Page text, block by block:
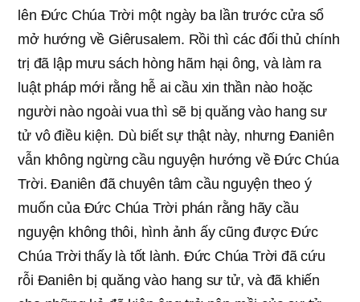
lên Đức Chúa Trời một ngày ba lần trước cửa sổ
mở hướng về Giêrusalem. Rồi thì các đối thủ chính
trị đã lập mưu sách hòng hãm hại ông, và làm ra
luật pháp mới rằng hễ ai cầu xin thần nào hoặc
người nào ngoài vua thì sẽ bị quăng vào hang sư
tử vô điều kiện. Dù biết sự thật này, nhưng Đaniên
vẫn không ngừng cầu nguyện hướng về Đức Chúa
Trời. Đaniên đã chuyên tâm cầu nguyện theo ý
muốn của Đức Chúa Trời phán rằng hãy cầu
nguyện không thôi, hình ảnh ấy cũng được Đức
Chúa Trời thấy là tốt lành. Đức Chúa Trời đã cứu
rỗi Đaniên bị quăng vào hang sư tử, và đã khiến